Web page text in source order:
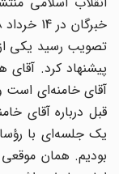
تصویب رسید یکی از
پیشنهاد کرد.
آقای خامنه‌‌ای است
قبل درباره‌ آقای
یک جلسه‌‌ای با
بودیم. همان موقعی